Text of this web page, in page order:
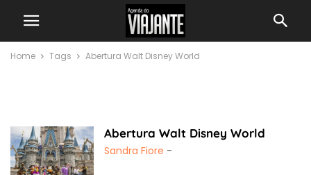
Home Tags Abertura Walt Disney World
Abertura Walt Disney World
Sandra Fiore -